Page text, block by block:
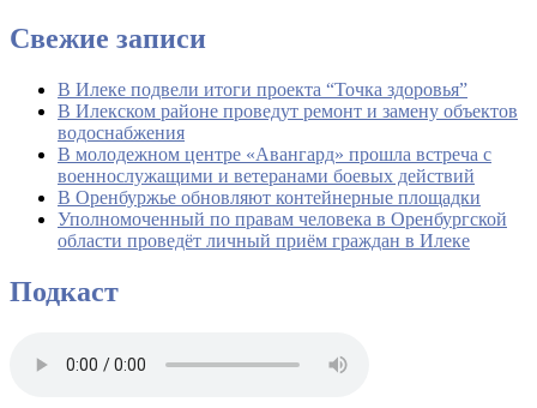
Свежие записи
В Илеке подвели итоги проекта “Точка здоровья”
В Илекском районе проведут ремонт и замену объектов
водоснабжения
В молодежном центре «Авангард» прошла встреча с
военнослужащими и ветеранами боевых действий
В Оренбуржье обновляют контейнерные площадки
Уполномоченный по правам человека в Оренбургской
области проведёт личный приём граждан в Илеке
Подкаст